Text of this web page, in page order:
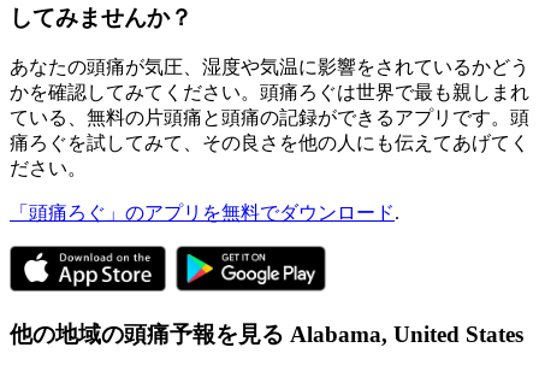
してみませんか？
あなたの頭痛が気圧、湿度や気温に影響をされているかどう
かを確認してみてください。頭痛ろぐは世界で最も親しまれ
ている、無料の片頭痛と頭痛の記録ができるアプリです。頭
痛ろぐを試してみて、その良さを他の人にも伝えてあげてく
ださい。
「頭痛ろぐ」のアプリを無料でダウンロード.
他の地域の頭痛予報を見る Alabama, United States